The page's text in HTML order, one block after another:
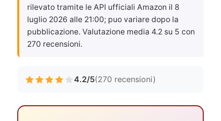
rilevato tramite le API ufficiali Amazon il 8
luglio 2026 alle 21:00; puo variare dopo la
pubblicazione. Valutazione media 4.2 su 5 con
270 recensioni.
4.2/5(270 recensioni)